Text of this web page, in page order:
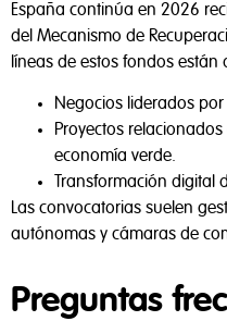
España continúa en 2026
del Mecanismo de
líneas de estos fondos están
Negocios liderados
Proyectos
economía verde.
Transformación digital
Las convocatorias suelen
autónomas y cámaras de
Preguntas